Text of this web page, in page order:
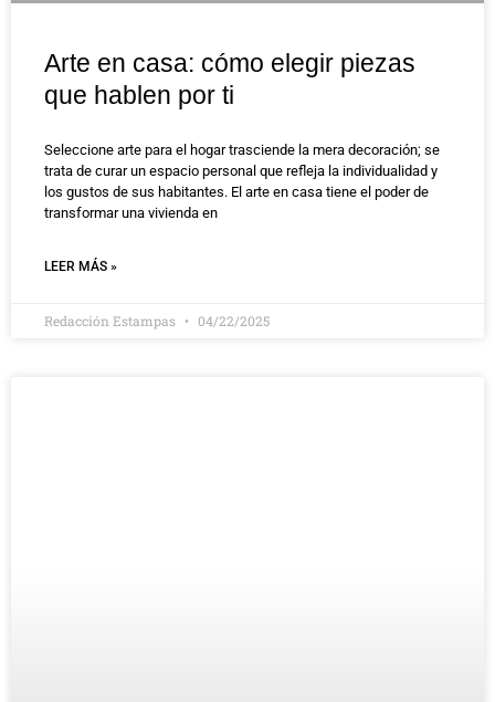
Arte en casa: cómo elegir piezas
que hablen por ti
Seleccione arte para el hogar trasciende la mera decoración; se
trata de curar un espacio personal que refleja la individualidad y
los gustos de sus habitantes. El arte en casa tiene el poder de
transformar una vivienda en
LEER MÁS »
Redacción Estampas 04/22/2025